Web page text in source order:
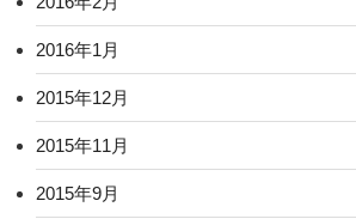
2016年1月
2015年12月
2015年11月
2015年9月